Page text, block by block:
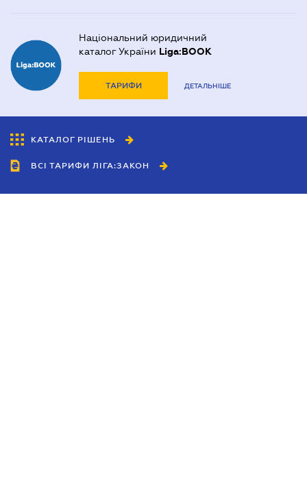
Національний юридичний
каталог України Liga:BOOK
ТАРИФИ ДЕТАЛЬНІШЕ
КАТАЛОГ РІШЕНЬ
ВСІ ТАРИФИ ЛІГА:ЗАКОН